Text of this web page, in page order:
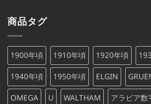
で
価
¥75,000
で
た。
は
¥75,000
で
す。
商品タグ
1900年頃 1910年頃 1920年頃
1940年頃 1950年頃 ELGIN
OMEGA U WALTHAM アラビア数